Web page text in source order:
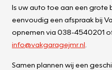
Is uw auto toe aan een grote
eenvoudig een afspraak bij
opnemen via 038-4540201
info@vakgaragejmr.nl
Samen plannen wij een